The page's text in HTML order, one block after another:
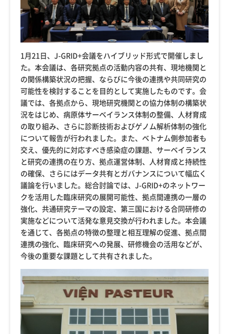
1月21日、J-GRID+会議をハイブリッド形式で開催しまし
た。本会議は、各研究拠点の活動内容の共有、現地機関と
の関係構築状況の把握、ならびに今後の連携や共同研究の
可能性を検討することを目的として実施したものです。会
議では、各拠点から、現地研究機関との協力体制の構築状
況をはじめ、病原体サーベイランス体制の整備、人材育成
の取り組み、さらに診断技術およびゲノム解析体制の強化
について報告が行われました。また、ベトナム側参加者も
交え、優先的に対応すべき感染症の課題、サーベイランス
と研究の連携の在り方、拠点運営体制、人材育成と持続性
の確保、さらにはデータ共有とガバナンスについて幅広く
議論を行いました。総合討論では、J-GRID+のネットワー
クを活用した臨床研究の展開可能性、拠点間連携の一層の
強化、共通研究テーマの設定、第三国における合同研修の
実施などについて活発な意見交換が行われました。本会議
を通じて、各拠点の特徴の整理と相互理解の促進、拠点間
連携の強化、臨床研究への発展、研修機会の活用などが、
今後の重要な課題として共有されました。